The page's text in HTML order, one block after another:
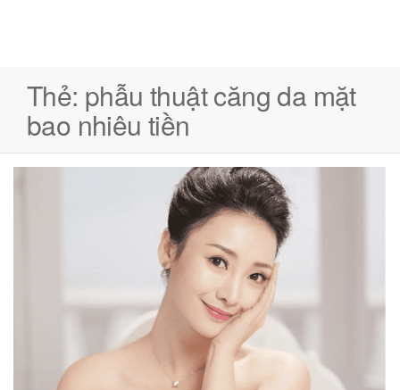
Thẻ: phẫu thuật căng da mặt
bao nhiêu tiền